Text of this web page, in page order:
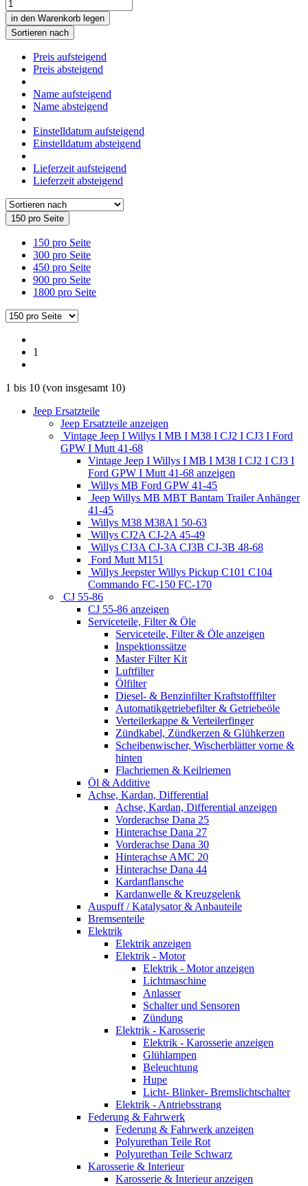
in den Warenkorb legen
Sortieren nach
Preis aufsteigend
Preis absteigend
Name aufsteigend
Name absteigend
Einstelldatum aufsteigend
Einstelldatum absteigend
Lieferzeit aufsteigend
Lieferzeit absteigend
150 pro Seite
150 pro Seite
300 pro Seite
450 pro Seite
900 pro Seite
1800 pro Seite
1
1 bis 10 (von insgesamt 10)
Jeep Ersatzteile
Jeep Ersatzteile anzeigen
Vintage Jeep I Willys I MB I M38 I CJ2 I CJ3 I Ford
GPW I Mutt 41-68
Vintage Jeep I Willys I MB I M38 I CJ2 I CJ3 I
Ford GPW I Mutt 41-68 anzeigen
Willys MB Ford GPW 41-45
Jeep Willys MB MBT Bantam Trailer Anhänger
41-45
Willys M38 M38A1 50-63
Willys CJ2A CJ-2A 45-49
Willys CJ3A CJ-3A CJ3B CJ-3B 48-68
Ford Mutt M151
Willys Jeepster Willys Pickup C101 C104
Commando FC-150 FC-170
CJ 55-86
CJ 55-86 anzeigen
Serviceteile, Filter & Öle
Serviceteile, Filter & Öle anzeigen
Inspektionssätze
Master Filter Kit
Luftfilter
Ölfilter
Diesel- & Benzinfilter Kraftstofffilter
Automatikgetriebefilter & Getriebeöle
Verteilerkappe & Verteilerfinger
Zündkabel, Zündkerzen & Glühkerzen
Scheibenwischer, Wischerblätter vorne &
hinten
Flachriemen & Keilriemen
Öl & Additive
Achse, Kardan, Differential
Achse, Kardan, Differential anzeigen
Vorderachse Dana 25
Hinterachse Dana 27
Vorderachse Dana 30
Hinterachse AMC 20
Hinterachse Dana 44
Kardanflansche
Kardanwelle & Kreuzgelenk
Auspuff / Katalysator & Anbauteile
Bremsenteile
Elektrik
Elektrik anzeigen
Elektrik - Motor
Elektrik - Motor anzeigen
Lichtmaschine
Anlasser
Schalter und Sensoren
Zündung
Elektrik - Karosserie
Elektrik - Karosserie anzeigen
Glühlampen
Beleuchtung
Hupe
Licht- Blinker- Bremslichtschalter
Elektrik - Antriebsstrang
Federung & Fahrwerk
Federung & Fahrwerk anzeigen
Polyurethan Teile Rot
Polyurethan Teile Schwarz
Karosserie & Interieur
Karosserie & Interieur anzeigen